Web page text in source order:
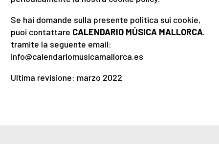
Se hai domande sulla presente politica sui cookie,
puoi contattare CALENDARIO MÚSICA MALLORCA.
tramite la seguente email:
info@calendariomusicamallorca.es
Ultima revisione: marzo 2022